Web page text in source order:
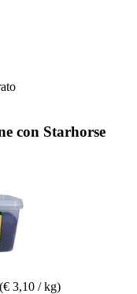
con Starhorse
(€ 3,10 / kg)